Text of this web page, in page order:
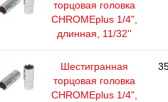
торцовая головка
CHROMEplus 1/4",
длинная, 11/32''
Шестигранная
торцовая головка
CHROMEplus 1/4",